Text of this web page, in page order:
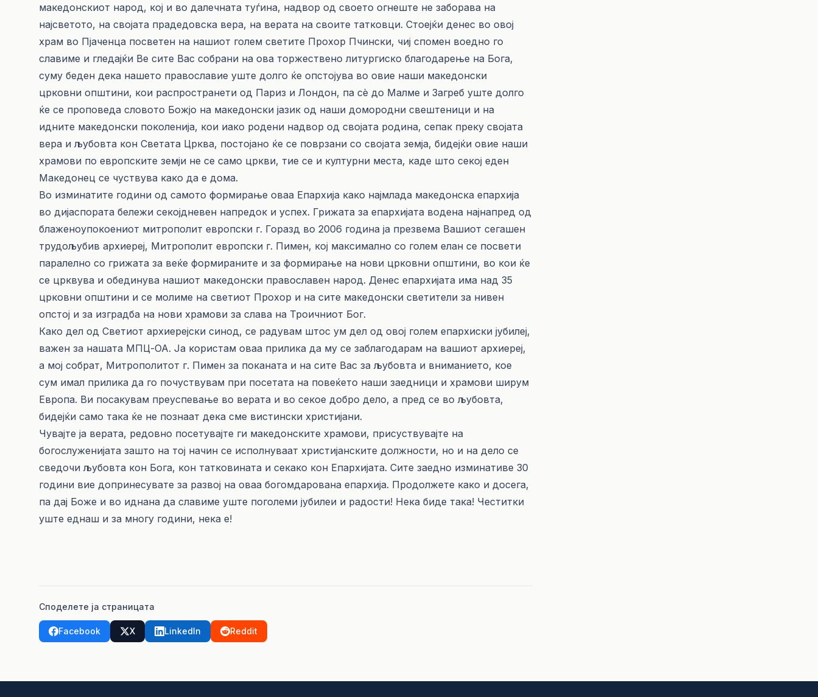
македонскиот народ, кој и во далечната туѓина, надвор од своето огнеште не заборава на
најсветото, на својата прадедовска вера, на верата на своите татковци. Стоејќи денес во овој
храм во Пјаченца посветен на нашиот голем светите Прохор Пчински, чиј спомен воедно го
славиме и гледајќи Ве сите Вас собрани на ова торжествено литургиско благодарење на Бога,
суму беден дека нашето православие уште долго ќе опстојува во овие наши македонски
црковни општини, кои распространети од Париз и Лондон, па сè до Малме и Загреб уште долго
ќе се проповеда словото Божјо на македонски јазик од наши домородни свештеници и на
идните македонски поколенија, кои иако родени надвор од својата родина, сепак преку својата
вера и љубовта кон Светата Црква, постојано ќе се поврзани со својата земја, бидејќи овие наши
храмови по европските земји не се само цркви, тие се и културни места, каде што секој еден
Македонец се чуствува како да е дома.
Во изминатите години од самото формирање оваа Епархија како најмлада македонска епархија
во дијаспората бележи секојдневен напредок и успех. Грижата за епархијата водена најнапред од
блаженоупокоениот митрополит европски г. Горазд во 2006 година ја презвема Вашиот сегашен
трудољубив архиереј, Митрополит европски г. Пимен, кој максимално со голем елан се посвети
паралелно со грижата за веќе формираните и за формирање на нови црковни општини, во кои ќе
се црквува и обединува нашиот македонски православен народ. Денес епархијата има над 35
црковни општини и се молиме на светиот Прохор и на сите македонски светители за нивен
опстој и за изградба на нови храмови за слава на Троичниот Бог.
Како дел од Светиот архиерејски синод, се радувам штос ум дел од овој голем епархиски јубилеј,
важен за нашата МПЦ-ОА. Ја користам оваа прилика да му се заблагодарам на вашиот архиереј,
а мој собрат, Митрополитот г. Пимен за поканата и на сите Вас за љубовта и вниманието, кое
сум имал прилика да го почуствувам при посетата на повеќето наши заедници и храмови ширум
Европа. Ви посакувам преуспевање во верата и во секое добро дело, а пред се во љубовта,
бидејќи само така ќе не познаат дека сме вистински христијани.
Чувајте ја верата, редовно посетувајте ги македонските храмови, присуствувајте на
богослуженијата зашто на тој начин се исполнуваат христијанските должности, но и на дело се
сведочи љубовта кон Бога, кон татковината и секако кон Епархијата. Сите заедно изминативе 30
години вие допринесувате за развој на оваа богомдарована епархија. Продолжете како и досега,
па дај Боже и во иднана да славиме уште поголеми јубилеи и радости! Нека биде така! Честитки
уште еднаш и за многу години, нека е!
Споделете ја страницата
Facebook X LinkedIn Reddit